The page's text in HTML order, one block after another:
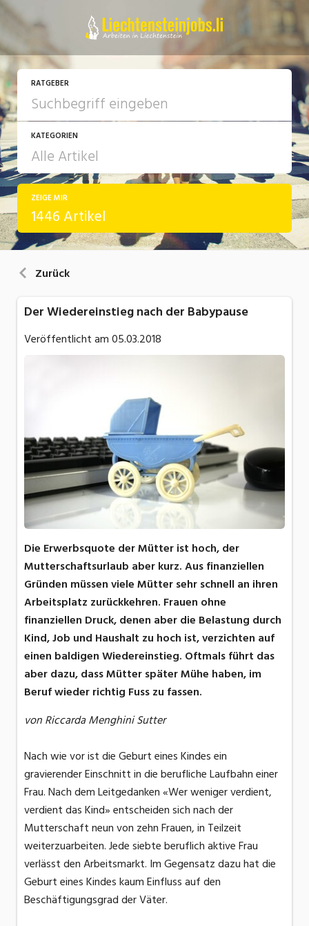
RATGEBER
KATEGORIEN
Arbeit
Ausbildung / Weiterbildung
ZEIGE MIR
1446 Artikel
Zurück
Der Wiedereinstieg nach der Babypause
Veröffentlicht am05.03.2018
Die Erwerbsquote der Mütter ist hoch, der
Mutterschaftsurlaub aber kurz. Aus finanziellen
Gründen müssen viele Mütter sehr schnell an ihren
Arbeitsplatz zurückkehren. Frauen ohne
finanziellen Druck, denen aber die Belastung durch
Kind, Job und Haushalt zu hoch ist, verzichten auf
einen baldigen Wiedereinstieg. Oftmals führt das
aber dazu, dass Mütter später Mühe haben, im
Beruf wieder richtig Fuss zu fassen.
von Riccarda Menghini Sutter
Nach wie vor ist die Geburt eines Kindes ein
gravierender Einschnitt in die berufliche Laufbahn einer
Frau. Nach dem Leitgedanken «Wer weniger verdient,
verdient das Kind» entscheiden sich nach der
Mutterschaft neun von zehn Frauen, in Teilzeit
weiterzuarbeiten. Jede siebte beruflich aktive Frau
verlässt den Arbeitsmarkt. Im Gegensatz dazu hat die
Geburt eines Kindes kaum Einfluss auf den
Beschäftigungsgrad der Väter.